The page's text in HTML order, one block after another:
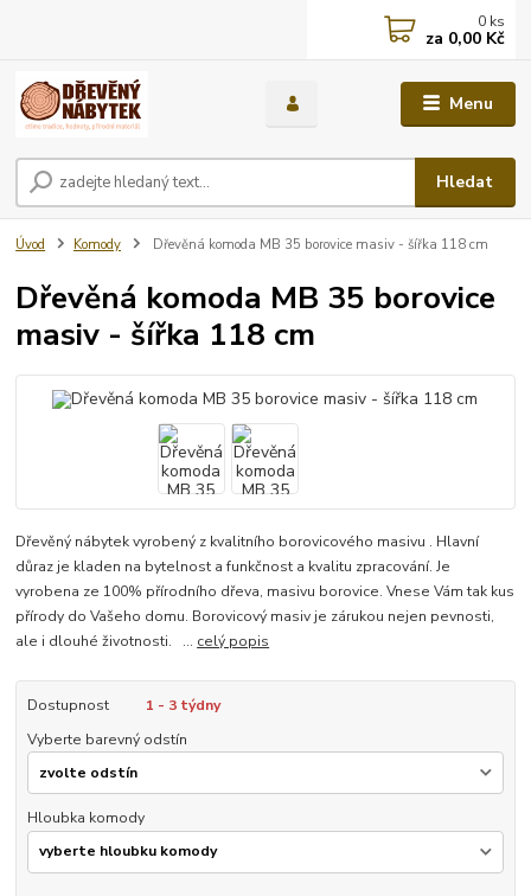
Menu
Hledat
0 ks
za 0,00 Kč
Úvod Komody Dřevěná komoda MB 35 borovice masiv - šířka 118 cm
Dřevěná komoda MB 35 borovice
masiv - šířka 118 cm
Dřevěný nábytek vyrobený z kvalitního borovicového masivu . Hlavní
důraz je kladen na bytelnost a funkčnost a kvalitu zpracování. Je
vyrobena ze 100% přírodního dřeva, masivu borovice. Vnese Vám tak kus
přírody do Vašeho domu. Borovicový masiv je zárukou nejen pevnosti,
ale i dlouhé životnosti. ... celý popis
Dostupnost
1 - 3 týdny
Vyberte barevný odstín
Hloubka komody